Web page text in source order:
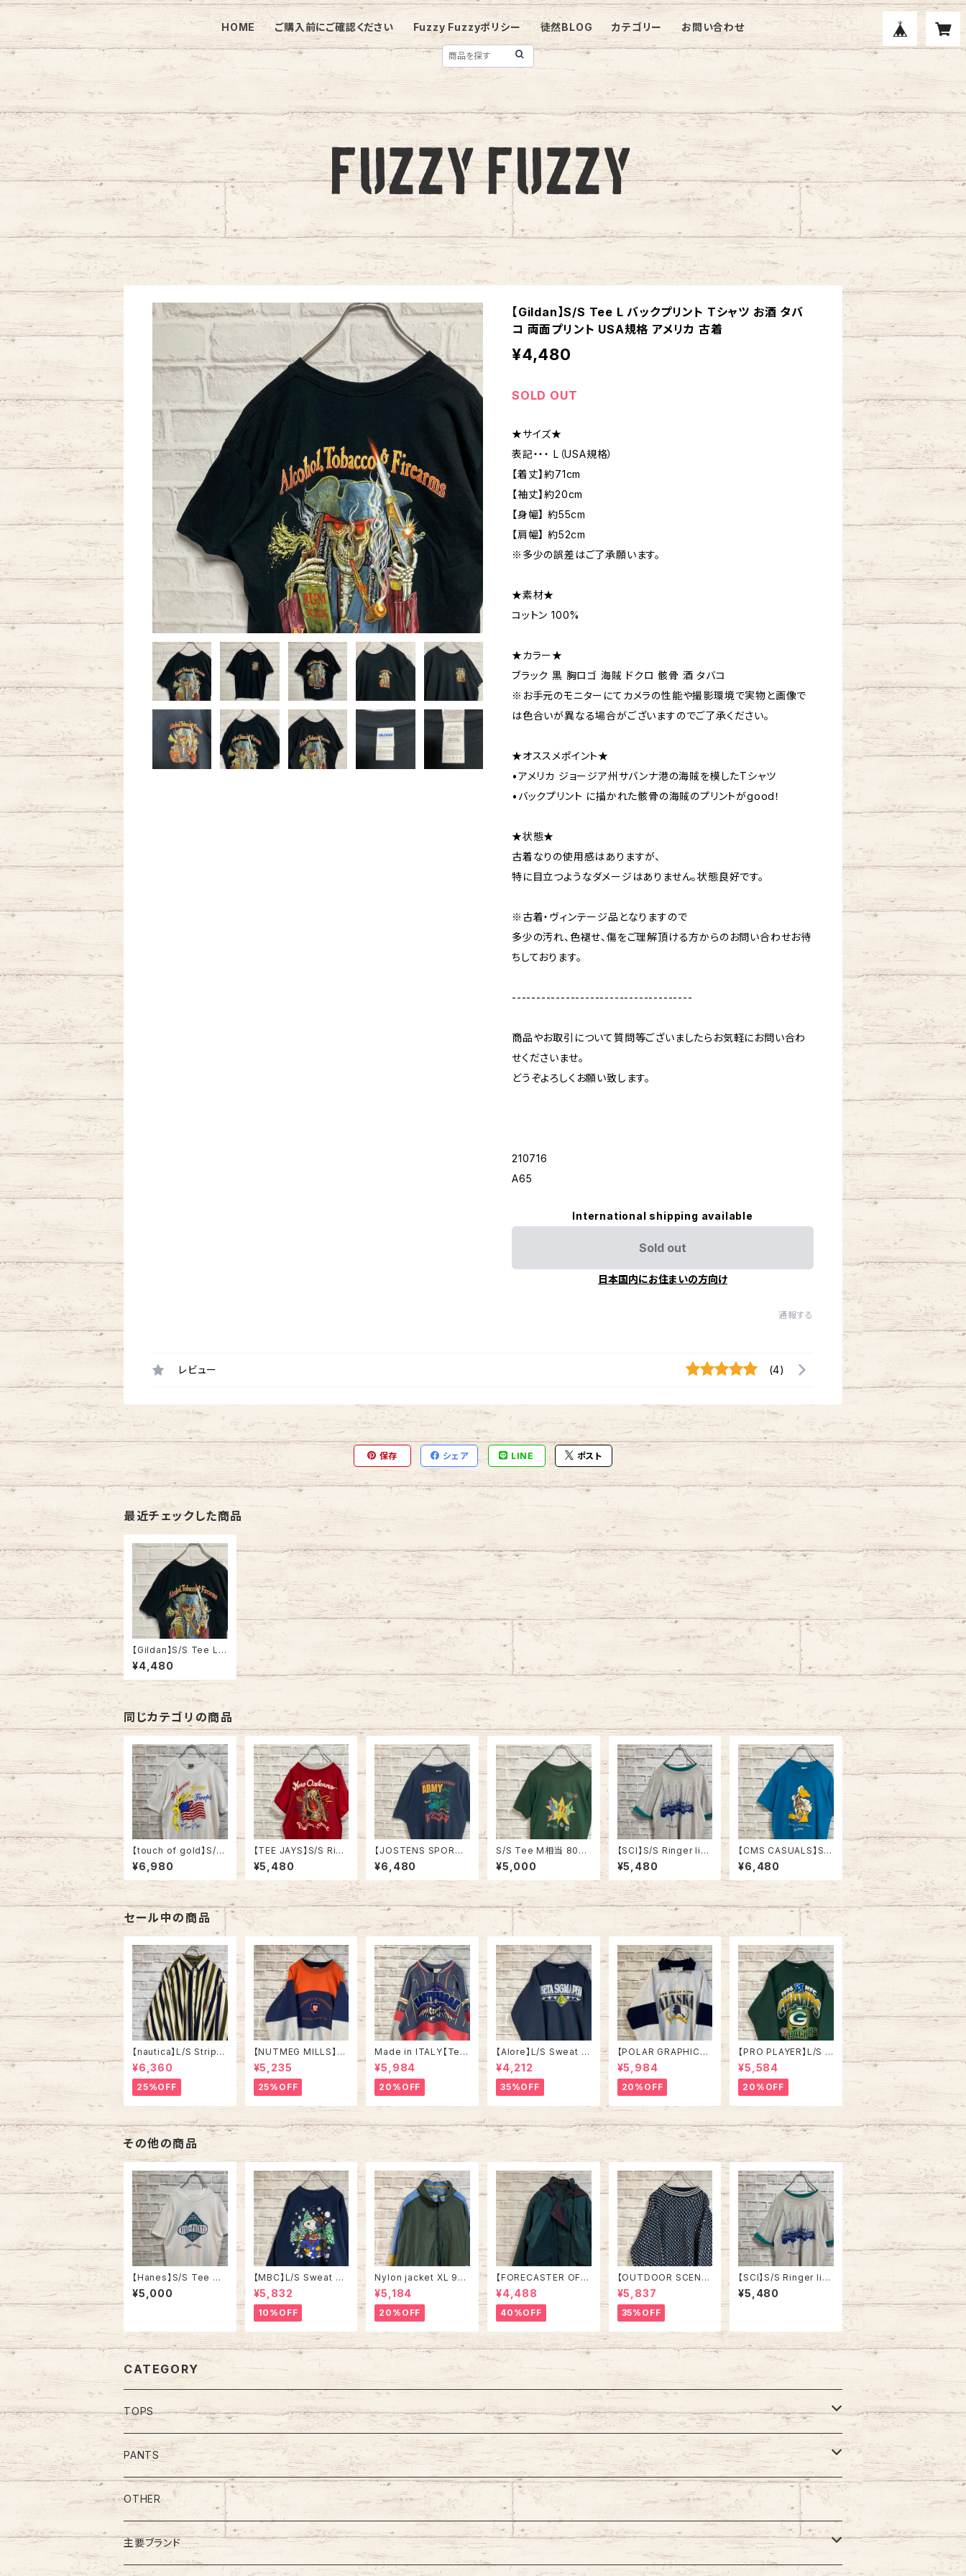
HOME ご購入前にご確認ください Fuzzy Fuzzyポリシー 徒然BLOG カテゴリー お問い合わせ
【Gildan】S/S Tee L バックプリント Tシャツ お酒 タバ
コ 両面プリント USA規格 アメリカ 古着
¥4,480
SOLD OUT
★サイズ★
表記・・・ L（USA規格）
【着丈】約71cm
【袖丈】約20cm
【身幅】 約55cm
【肩幅】 約52cm
※多少の誤差はご了承願います。
★素材★
コットン 100%
★カラー★
ブラック 黒 胸ロゴ 海賊 ドクロ 骸骨 酒 タバコ
※お手元のモニターにてカメラの性能や撮影環境で実物と画像で
は色合いが異なる場合がございますのでご了承ください。
★オススメポイント★
•アメリカ ジョージア州サバンナ港の海賊を模したTシャツ
•バックプリント に描かれた骸骨の海賊のプリントがgood！
★状態★
古着なりの使用感はありますが、
特に目立つようなダメージはありません。状態良好です。
※古着・ヴィンテージ品となりますので
多少の汚れ、色褪せ、傷をご理解頂ける方からのお問い合わせお待
ちしております。
-------------------------------------
商品やお取引について質問等ございましたらお気軽にお問い合わ
せくださいませ。
どうぞよろしくお願い致します。
210716
A65
International shipping available
Sold out
日本国内にお住まいの方向け
通報する
レビュー (4)
保存 シェア LINE ポスト
最近チェックした商品
【Gildan】S/S Tee L
バックプリント Tシャツ
お酒 タバコ 両面プリン
ト USA規格 アメリカ 古
¥4,480
同じカテゴリの商品
【touch of gold】S/S
Tee XL 90s Made in
USA vintage “Welco
me home ” messag
e Tee 米軍兵士帰還歓
迎 Tシャツ USA製 湾
岸戦争 メッセージ 星条
旗 シングルステッチ ア
メリカ USA 古着
¥6,980
【TEE JAYS】S/S Ring
er like Tee XL 90s
Made in USA “Bourb
on Street”vintage リ
ンガーライク レイヤー
ド Tシャツ ニューオー
リンズ バーボンストリー
ト JAZZ 楽器 アルコー
ル ヴィンテージ シング
ルステッチ アメリカ US
A レトロ 古着
¥5,480
【JOSTENS SPORTS
WEAR】S/S Tee L 90
s Made in USA “Ft.C
ampbell” vintage A
RMY Tee USA製 米
陸軍 アーミー 陸軍基地
キャンベル 戦車 ヴィン
テージ シングルステッ
チ アメリカ USA 古着
¥6,480
S/S Tee M相当 80s-
90s vintage バックプ
リント 両面プリント Tシ
ャツ シングルステッチ
チャリティ イベント アメ
リカ USA レトロ 古着
¥5,000
【SCI】S/S Ringer lik
e Tee XL 90s Made
in USA vintage リン
ガーライク レイヤード
Tシャツ アート リゾート
地 ヨット スーベニア シ
ングルステッチ アメリカ
USA レトロ 古着
¥5,480
【CMS CASUALS】S/
S Tee L 80s-90s M
ade in USA “DUCK L
IGHT” vintage USA
製 ダックライト アニマ
ル ビール アルコール ヴ
ィンテージ シングルス
テッチ アメリカ USA レ
トロ 古着
¥6,480
セール中の商品
【nautica】L/S Stripe
Corduroy Shirt L 90
s ノーティカ ストライプ
コーデュロイ シャツ ボ
タンダウン 長袖 ワンポ
イントロゴ 刺繍ロゴ 旧
¥6,360
25%OFF
【NUTMEG MILLS】S
weat XL Made in US
A 90s “UNIVERSITY
OF TENNESSEE” vin
tage ナツメグミルズ カ
レッジモノ カレッジロゴ
テネシー大学 スウェット
トレーナー ヴィンテー
ジ アメリカ USA 古着
¥5,235
25%OFF
Made in ITALY【Teq
uila Boom】L/S Swe
at/Trainer XL 90s ハ
ーフジップスウェット ト
レーナー マルチカラー
レーシング イタリア製
¥5,984
20%OFF
【Alore】L/S Sweat L
Made in USA 90s 社
交クラブ プロモーショ
ン スウェット トレーナー
USA製 vintage ヴィン
テージ アメリカ USA
¥4,212
35%OFF
【POLAR GRAPHICS】
L/S HalfZip Sweat X
L Made in USA 90s
“ALASKA” スーベニア
ハーフジップスウェット
トレーナー アラスカ お
ンテージ アメリカ USA
古着
¥5,984
20%OFF
【PRO PLAYER】L/S S
weat L相当 90s Mad
e in USA “PACKERS”
NFL チームモノ スウェ
ット トレーナー USA製
チームロゴ 1996 CHA
メリカ USA 古着
¥5,584
20%OFF
その他の商品
【Hanes】S/S Tee M
80s-90s Made in U
SA Vintage Tシャツ
レストラン アメリカ US
A レトロ 古着
¥5,000
【MBC】L/S Sweat L
90s Made in USA “
SNOOPY” スヌーピー
ウッドストック キャラク
ター スウェット トレーナ
ー vintage ヴィンテー
ジ アメリカ USA 古着
¥5,832
10%OFF
Nylon jacket XL 90s
vintage ナイロンジャ
ケット マルチカラー 切
替 ウインドブレーカー
レトロ 古着
¥5,184
20%OFF
【FORECASTER OF B
OSTON】Nylon jack
et L相当 90s vintag
e ナイロンジャケット コ
ート 中綿 フード取外し
可能 グリーン 切替 ウ
インドブレーカー アメリ
カ USA レトロ 古着
¥4,488
40%OFF
【OUTDOOR SCENE】
Design Knit L相当 ”B
ird’s Eye” デザインニ
ット 総柄ニット デザイン
ニット セーター バーズ
アイ リブライン アメリ
カ USA 古着
¥5,837
35%OFF
【SCI】S/S Ringer lik
e Tee XL 90s Made
in USA vintage リン
地 ヨット スーベニア シ
ングルステッチ アメリカ
USA レトロ 古着
¥5,480
CATEGORY
TOPS
Tee
S/L Tee
Polo Shirt
Shirt
PANTS
Jeans/Denim
Work Pants
OTHER
主要ブランド